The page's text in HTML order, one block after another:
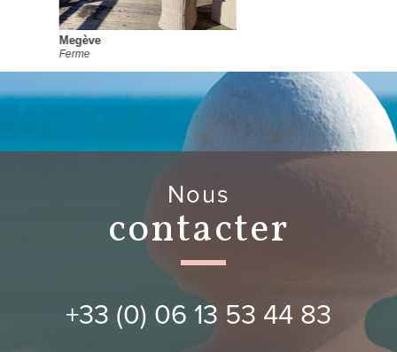
nous
contacter
+33 (0) 06 13 53 44 83